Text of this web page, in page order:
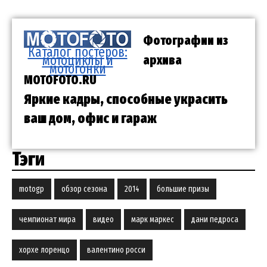
Каталог постеров:
мотоциклы и
мотогонки
Фотографии из
архива
MOTOFOTO.RU
Яркие кадры, способные украсить
ваш дом, офис и гараж
Тэги
motogp обзор сезона 2014 большие призы
чемпионат мира видео марк маркес дани педроса
хорхе лоренцо валентино росси